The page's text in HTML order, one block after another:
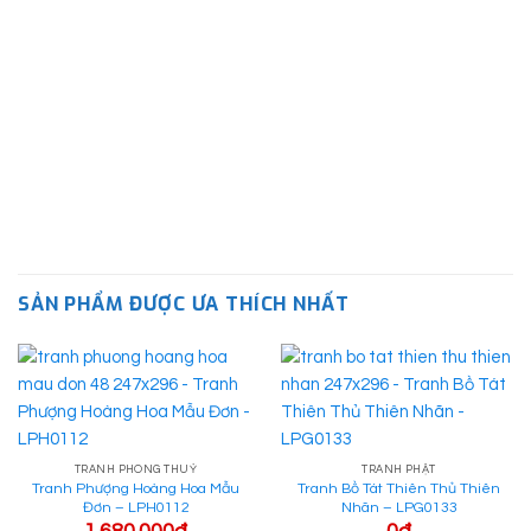
Tranh trừu tượng mang đến cho người xem nhiều điều thú vị trong cuộc
sống
Hay nói cách dễ hiểu, tranh trừu tượng phá bỏ mọi quy luật vốn
SẢN PHẨM ĐƯỢC ƯA THÍCH NHẤT
TRANH PHONG THUỶ
Tranh Phượng Hoàng Hoa Mẫu
Đơn – LPH0112
TRANH PHẬT
Tranh Bồ Tát Thiên Thủ Thiên
Nhãn – LPG0133